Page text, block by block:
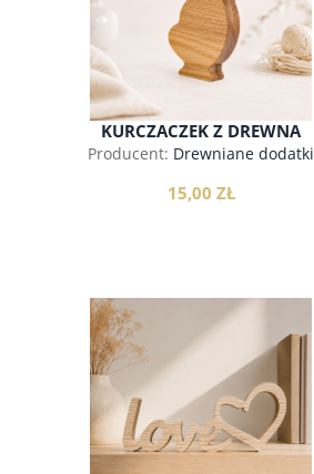
KURCZACZEK Z DREWNA
Producent: Drewniane dodatki
15,00 ZŁ
do koszyka